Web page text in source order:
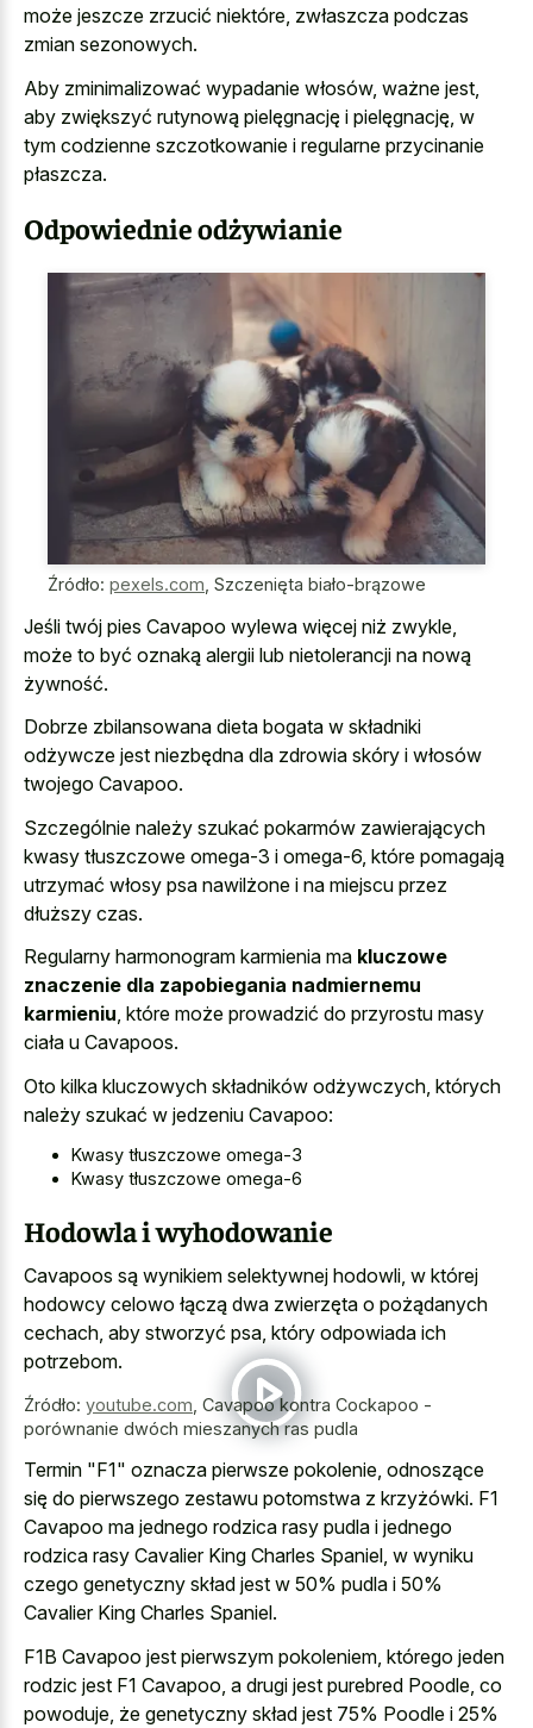
może jeszcze zrzucić niektóre, zwłaszcza podczas
zmian sezonowych.
Aby zminimalizować wypadanie włosów, ważne jest,
aby zwiększyć rutynową pielęgnację i pielęgnację, w
tym codzienne szczotkowanie i regularne przycinanie
płaszcza.
Odpowiednie odżywianie
Źródło: pexels.com Szczenięta biało-brązowe
Jeśli twój pies Cavapoo wylewa więcej niż zwykle,
może to być oznaką alergii lub nietolerancji na nową
żywność.
Dobrze zbilansowana dieta bogata w składniki
odżywcze jest niezbędna dla zdrowia skóry i włosów
twojego Cavapoo.
Szczególnie należy szukać pokarmów zawierających
kwasy tłuszczowe omega-3 i omega-6, które pomagają
utrzymać włosy psa nawilżone i na miejscu przez
dłuższy czas.
Regularny harmonogram karmienia ma kluczowe
znaczenie dla zapobiegania nadmiernemu
karmieniu, które może prowadzić do przyrostu masy
ciała u Cavapoos.
Oto kilka kluczowych składników odżywczych, których
należy szukać w jedzeniu Cavapoo:
Kwasy tłuszczowe omega-3
Kwasy tłuszczowe omega-6
Hodowla i wyhodowanie
Cavapoos są wynikiem selektywnej hodowli, w której
hodowcy celowo łączą dwa zwierzęta o pożądanych
cechach, aby stworzyć psa, który odpowiada ich
potrzebom.
Źródło: youtube.com Cavapoo kontra Cockapoo -
porównanie dwóch mieszanych ras pudla
Termin "F1" oznacza pierwsze pokolenie, odnoszące
się do pierwszego zestawu potomstwa z krzyżówki. F1
Cavapoo ma jednego rodzica rasy pudla i jednego
rodzica rasy Cavalier King Charles Spaniel, w wyniku
czego genetyczny skład jest w 50% pudla i 50%
Cavalier King Charles Spaniel.
F1B Cavapoo jest pierwszym pokoleniem, którego jeden
rodzic jest F1 Cavapoo, a drugi jest purebred Poodle, co
powoduje, że genetyczny skład jest 75% Poodle i 25%